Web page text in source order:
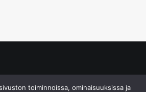
toiminnoissa, ominaisuuksissa ja